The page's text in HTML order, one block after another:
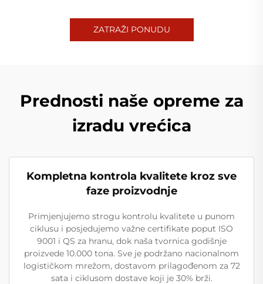
ZATRAŽI PONUDU
Prednosti naše opreme za
izradu vrećica
Kompletna kontrola kvalitete kroz sve
faze proizvodnje
Primjenjujemo strogu kontrolu kvalitete u punom
ciklusu i posjedujemo važne certifikate poput ISO
9001 i QS za hranu, dok naša tvornica godišnje
proizvede 10.000 tona. Sve je podržano nacionalnom
logističkom mrežom, dostavom prilagođenom za 72
sata i ciklusom dostave koji je 30% brži.